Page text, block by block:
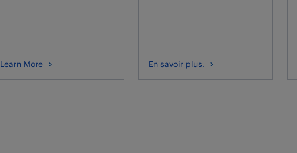
Learn More En savoir plus.